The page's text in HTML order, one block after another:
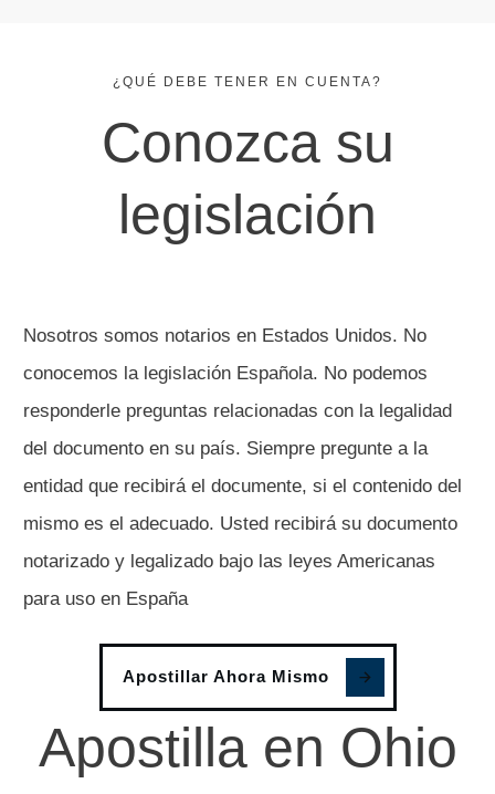
¿QUÉ DEBE TENER EN CUENTA?
Conozca su
legislación
Nosotros somos notarios en Estados Unidos. No
conocemos la legislación Española. No podemos
responderle preguntas relacionadas con la legalidad
del documento en su país. Siempre pregunte a la
entidad que recibirá el documente, si el contenido del
mismo es el adecuado. Usted recibirá su documento
notarizado y legalizado bajo las leyes Americanas
para uso en España
Apostillar Ahora Mismo
Apostilla en Ohio